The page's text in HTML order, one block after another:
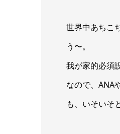
世界中あちこ
う〜。
我が家的必須
なので、ANA
も、いそいそ